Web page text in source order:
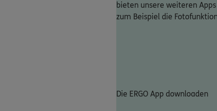
bieten unsere weiteren
zum Beispiel die
Die ERGO App downloaden